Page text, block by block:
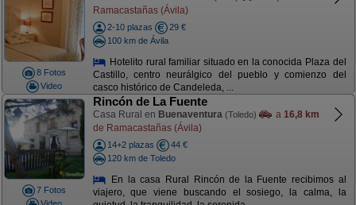
8 Fotos
Video
Ramacastañas (Ávila)
2-10 plazas
29 €
100 km de Ávila
Hotelito rural familiar situado en la conocida Plaza del
Castillo, centro neurálgico del pueblo y comienzo del
casco histórico de Candeleda, ...
7 Fotos
Rincón de La Fuente
Casa Rural en Buenaventura (Toledo) a 16,8 km
de Ramacastañas (Ávila)
14+2 plazas
44 €
120 km de Toledo
En la casa Rural Rincón de la Fuente recibimos al
viajero, que viene buscando el sosiego, la calma, la